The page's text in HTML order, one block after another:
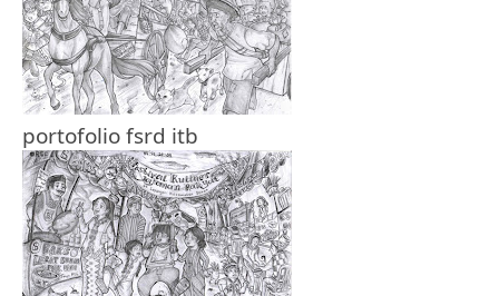
portofolio fsrd itb